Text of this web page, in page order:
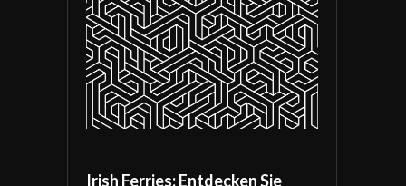
Irish Ferries: Entdecken Sie